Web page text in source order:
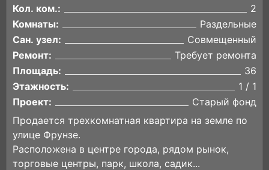
Кол. ком.:
2
Комнаты:
Раздельные
Сан. узел:
Совмещенный
Ремонт:
Требует ремонта
Площадь:
36
Этажность:
1 / 1
Проект:
Старый фонд
Продается трехкомнатная квартира на земле по
улице Фрунзе.
Расположена в центре города, рядом рынок,
торговые центры, парк, школа, садик...